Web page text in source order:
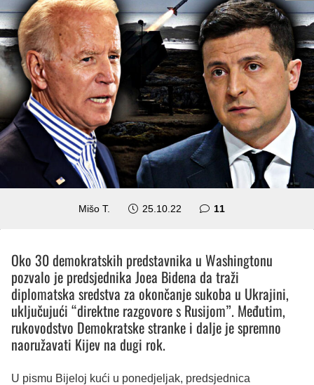
Mišo T. 25.10.22 11
Oko 30 demokratskih predstavnika u Washingtonu
pozvalo je predsjednika Joea Bidena da traži
diplomatska sredstva za okončanje sukoba u Ukrajini,
uključujući “direktne razgovore s Rusijom”. Međutim,
rukovodstvo Demokratske stranke i dalje je spremno
naoružavati Kijev na dugi rok.
U pismu Bijeloj kući u ponedjeljak, predsjednica